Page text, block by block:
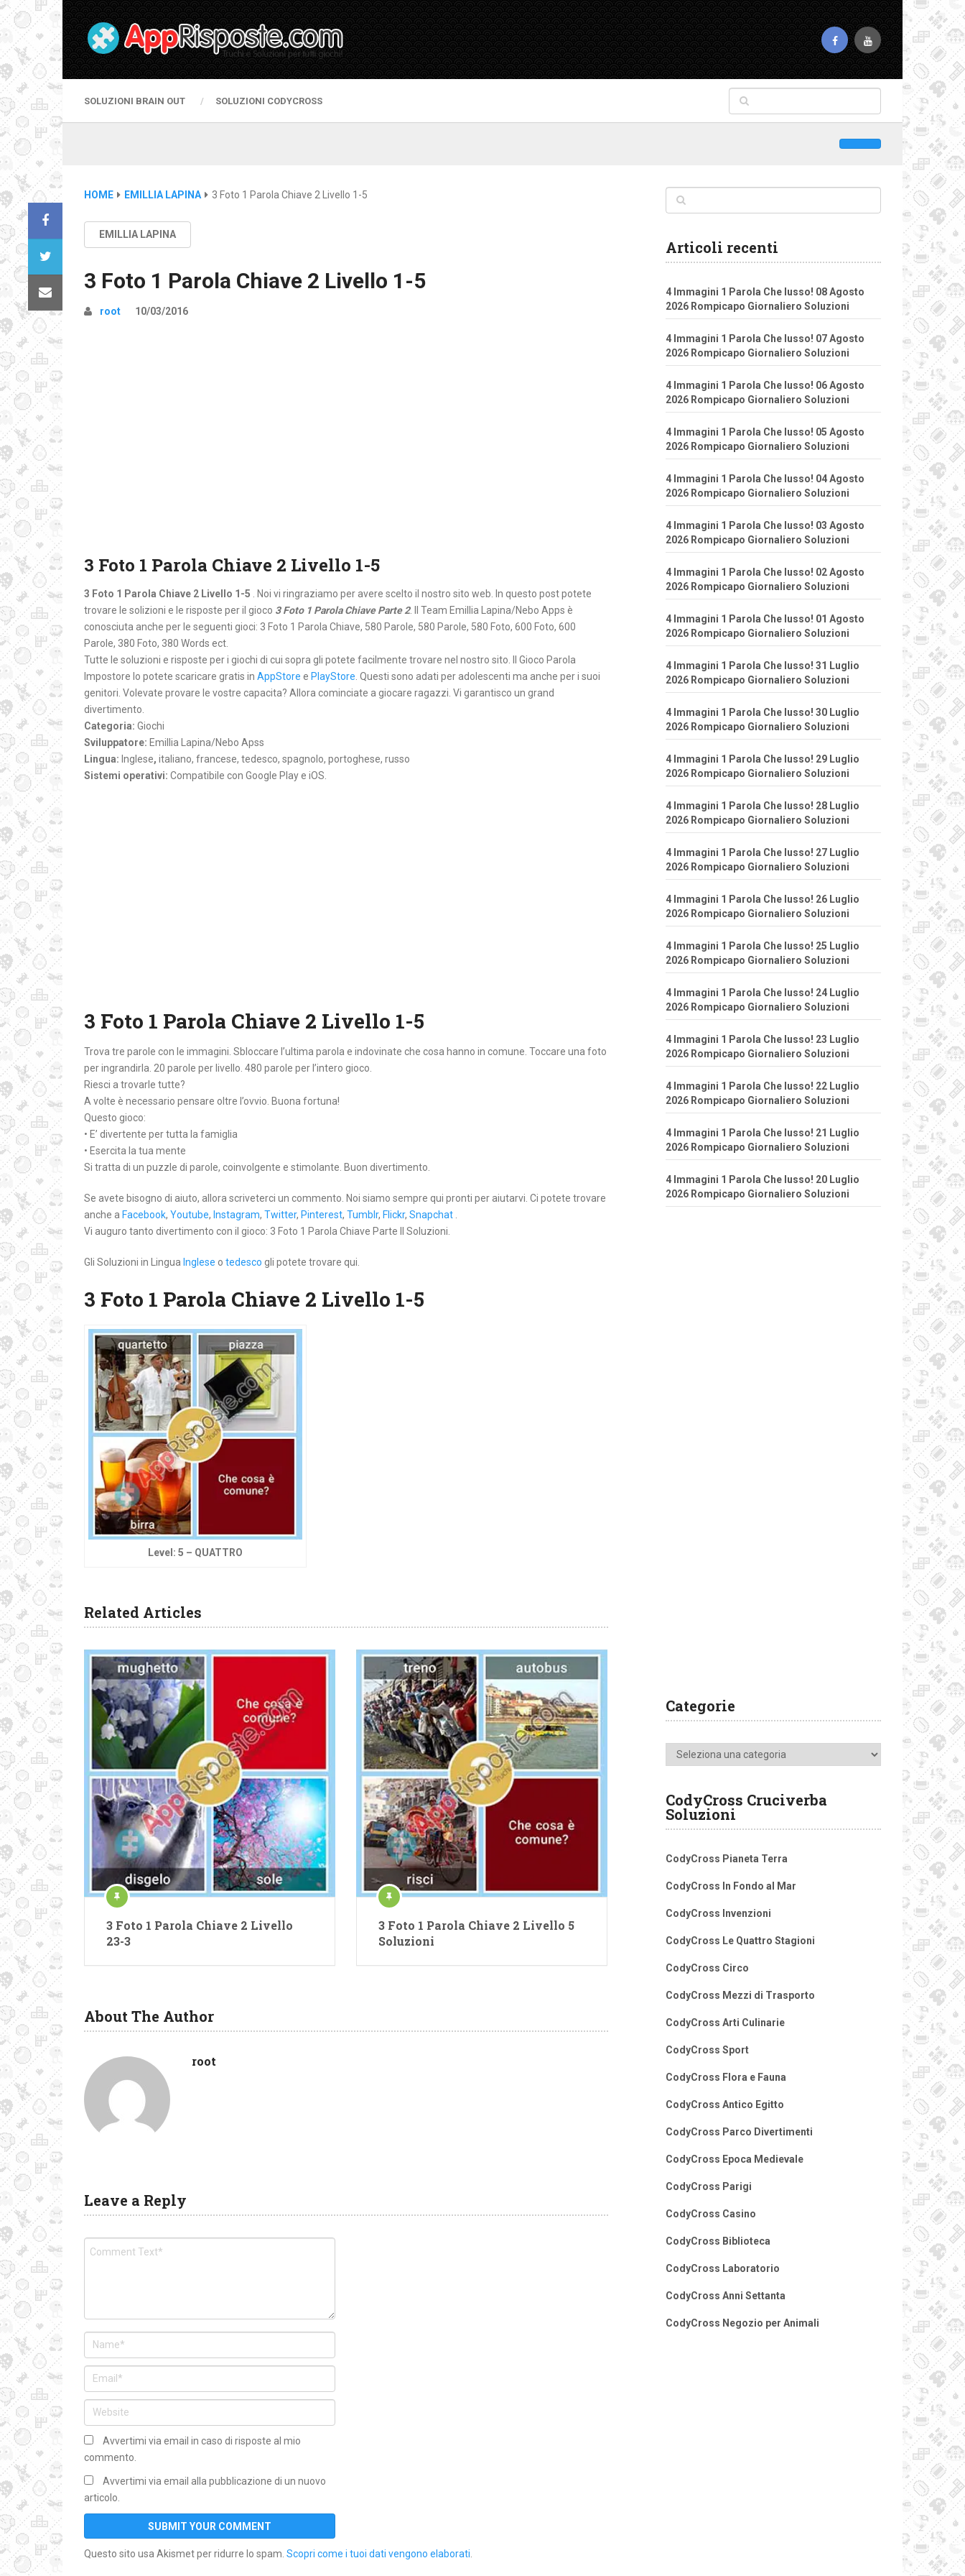
SOLUZIONI BRAIN OUT SOLUZIONI CODYCROSS
HOME EMILLIA LAPINA 3 Foto 1 Parola Chiave 2 Livello 1-5
EMILLIA LAPINA
3 Foto 1 Parola Chiave 2 Livello 1-5
root 10/03/2016
3 Foto 1 Parola Chiave 2 Livello 1-5
3 Foto 1 Parola Chiave 2 Livello 1-5
. Noi vi ringraziamo per avere scelto il nostro sito web. In questo post potete
trovare le solizioni e le risposte per il gioco 3 Foto 1 Parola Chiave Parte 2. Il Team Emillia Lapina/Nebo Apps è
conosciuta anche per le seguenti gioci: 3 Foto 1 Parola Chiave, 580 Parole, 580 Parole, 580 Foto, 600 Foto, 600
Parole, 380 Foto, 380 Words ect.
Tutte le soluzioni e risposte per i giochi di cui sopra gli potete facilmente trovare nel nostro sito. Il Gioco Parola
Impostore lo potete scaricare gratis in AppStore e PlayStore . Questi sono adati per adolescenti ma anche per i suoi
genitori. Volevate provare le vostre capacita? Allora cominciate a giocare ragazzi. Vi garantisco un grand
divertimento.
Categoria: Giochi
Sviluppatore: Emillia Lapina/Nebo Apss
Lingua: Inglese, italiano, francese, tedesco, spagnolo, portoghese, russo
Sistemi operativi: Compatibile con Google Play e iOS.
3 Foto 1 Parola Chiave 2 Livello 1-5
Trova tre parole con le immagini. Sbloccare l’ultima parola e indovinate che cosa hanno in comune. Toccare una foto
per ingrandirla. 20 parole per livello. 480 parole per l’intero gioco.
Riesci a trovarle tutte?
A volte è necessario pensare oltre l’ovvio. Buona fortuna!
Questo gioco:
• E’ divertente per tutta la famiglia
• Esercita la tua mente
Si tratta di un puzzle di parole, coinvolgente e stimolante. Buon divertimento.
Se avete bisogno di aiuto, allora scriveterci un commento. Noi siamo sempre qui pronti per aiutarvi. Ci potete trovare
anche a Facebook, Youtube, Instagram, Twitter, Pinterest, Tumblr, Flickr, Snapchat
Vi auguro tanto divertimento con il gioco: 3 Foto 1 Parola Chiave Parte II Soluzioni.
Gli Soluzioni in Lingua Inglese o tedesco gli potete trovare qui.
3 Foto 1 Parola Chiave 2 Livello 1-5
Level: 5 – QUATTRO
Related Articles
3 Foto 1 Parola Chiave 2 Livello
23-3
3 Foto 1 Parola Chiave 2 Livello 5
Soluzioni
About The Author
root
Leave a Reply
Avvertimi via email in caso di risposte al mio
commento.
Avvertimi via email alla pubblicazione di un nuovo
articolo.
Questo sito usa Akismet per ridurre lo spam. Scopri come i tuoi dati vengono elaborati
Articoli recenti
4 Immagini 1 Parola Che lusso! 08 Agosto
2026 Rompicapo Giornaliero Soluzioni
4 Immagini 1 Parola Che lusso! 07 Agosto
2026 Rompicapo Giornaliero Soluzioni
4 Immagini 1 Parola Che lusso! 06 Agosto
2026 Rompicapo Giornaliero Soluzioni
4 Immagini 1 Parola Che lusso! 05 Agosto
2026 Rompicapo Giornaliero Soluzioni
4 Immagini 1 Parola Che lusso! 04 Agosto
2026 Rompicapo Giornaliero Soluzioni
4 Immagini 1 Parola Che lusso! 03 Agosto
2026 Rompicapo Giornaliero Soluzioni
4 Immagini 1 Parola Che lusso! 02 Agosto
2026 Rompicapo Giornaliero Soluzioni
4 Immagini 1 Parola Che lusso! 01 Agosto
2026 Rompicapo Giornaliero Soluzioni
4 Immagini 1 Parola Che lusso! 31 Luglio
2026 Rompicapo Giornaliero Soluzioni
4 Immagini 1 Parola Che lusso! 30 Luglio
2026 Rompicapo Giornaliero Soluzioni
4 Immagini 1 Parola Che lusso! 29 Luglio
2026 Rompicapo Giornaliero Soluzioni
4 Immagini 1 Parola Che lusso! 28 Luglio
2026 Rompicapo Giornaliero Soluzioni
4 Immagini 1 Parola Che lusso! 27 Luglio
2026 Rompicapo Giornaliero Soluzioni
4 Immagini 1 Parola Che lusso! 26 Luglio
2026 Rompicapo Giornaliero Soluzioni
4 Immagini 1 Parola Che lusso! 25 Luglio
2026 Rompicapo Giornaliero Soluzioni
4 Immagini 1 Parola Che lusso! 24 Luglio
2026 Rompicapo Giornaliero Soluzioni
4 Immagini 1 Parola Che lusso! 23 Luglio
2026 Rompicapo Giornaliero Soluzioni
4 Immagini 1 Parola Che lusso! 22 Luglio
2026 Rompicapo Giornaliero Soluzioni
4 Immagini 1 Parola Che lusso! 21 Luglio
2026 Rompicapo Giornaliero Soluzioni
4 Immagini 1 Parola Che lusso! 20 Luglio
2026 Rompicapo Giornaliero Soluzioni
Categorie
Categorie
CodyCross Cruciverba
Soluzioni
CodyCross Pianeta Terra
CodyCross In Fondo al Mar
CodyCross Invenzioni
CodyCross Le Quattro Stagioni
CodyCross Circo
CodyCross Mezzi di Trasporto
CodyCross Arti Culinarie
CodyCross Sport
CodyCross Flora e Fauna
CodyCross Antico Egitto
CodyCross Parco Divertimenti
CodyCross Epoca Medievale
CodyCross Parigi
CodyCross Casino
CodyCross Biblioteca
CodyCross Laboratorio
CodyCross Anni Settanta
CodyCross Negozio per Animali